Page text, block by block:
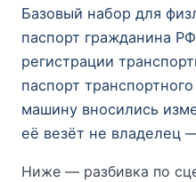
Базовый набор для
паспорт гражданина
регистрации
паспорт
машину вносились
её везёт не владелец
Ниже — разбивка по